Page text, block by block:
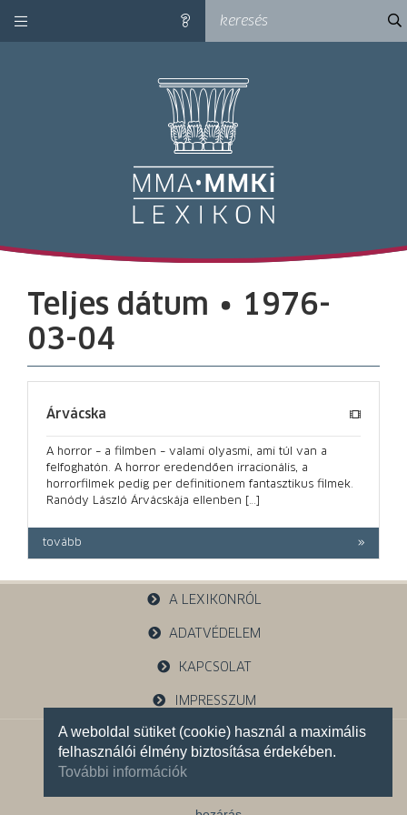
A weboldal sütiket (cookie) használ a maximális
felhasználói élmény biztosítása érdekében.
További információk
kategóriák
súgó
Teljes dátum ∙ 1976-
03-04
Árvácska
A horror – a filmben – valami olyasmi, ami túl van a
felfoghatón. A horror eredendően irracionális, a
horrorfilmek pedig per definitionem fantasztikus filmek.
Ranódy László Árvácskája ellenben […]
tovább
A LEXIKONRÓL
ADATVÉDELEM
KAPCSOLAT
IMPRESSZUM
1121 Budapest, Budakeszi u. 38.
+36 30 785 5595
Facebook oldalunk